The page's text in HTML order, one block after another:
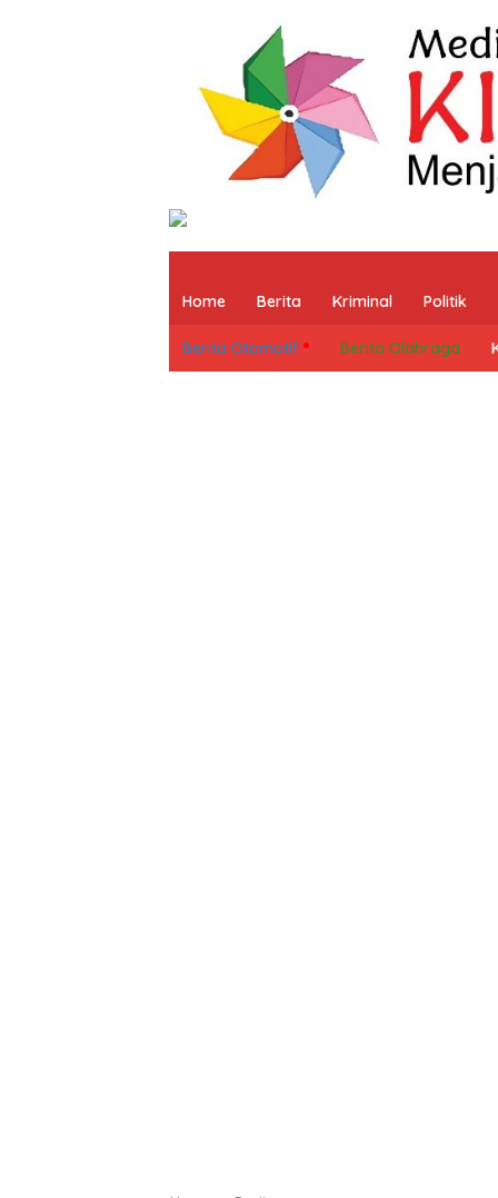
Home Berita Kriminal Politik
Berita Otomotif Berita Olahraga